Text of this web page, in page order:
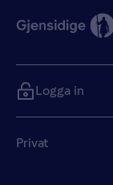
Privat
Logga in